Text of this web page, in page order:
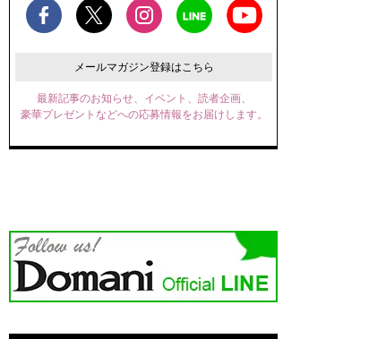
メールマガジン登録はこちら
最新記事のお知らせ、イベント、読者企画、
豪華プレゼントなどへの応募情報をお届けします。